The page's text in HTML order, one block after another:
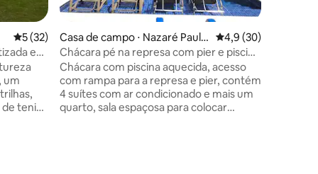
5 de uma avaliação média de 5, 32 avaliações
5 (32)
em
um
tenis
Casa de campo ⋅ Nazaré Paulis
ta
4,9 de uma
4,9 (30)
Chácara pé na represa com pier e piscina
aquecida
Chácara com piscina aquecida, acesso
com rampa para a represa e pier, contém
4 suítes com ar condicionado e mais um
quarto, sala espaçosa para colocar